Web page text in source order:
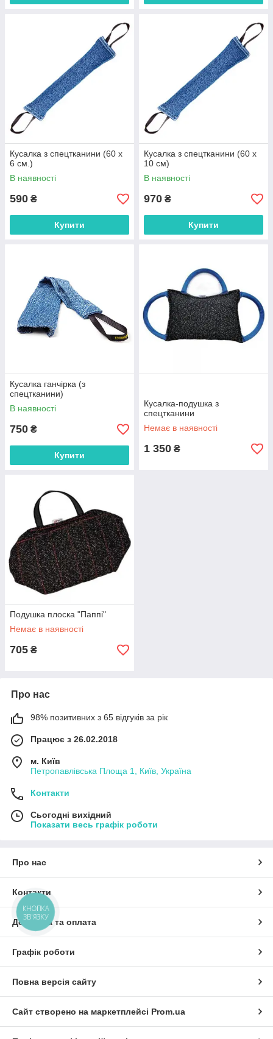
Кусалка з спецтканини (60 x
6 см.)
В наявності
590 ₴
Купити
Кусалка з спецтканини (60 x
10 см)
В наявності
970 ₴
Купити
Кусалка ганчірка (з
спецтканини)
В наявності
750 ₴
Купити
Кусалка-подушка з
спецтканини
Немає в наявності
1 350 ₴
Подушка плоска "Паппі"
Немає в наявності
705 ₴
Про нас
98% позитивних з 65 відгуків за рік
Працює з 26.02.2018
м. Київ
Петропавлівська Площа 1, Київ, Україна
Контакти
Сьогодні вихідний
Показати весь графік роботи
Про нас
Контакти
Доставка та оплата
Графік роботи
Повна версія сайту
Сайт створено на маркетплейсі Prom.ua
КНОПКА
ЗВ'ЯЗКУ